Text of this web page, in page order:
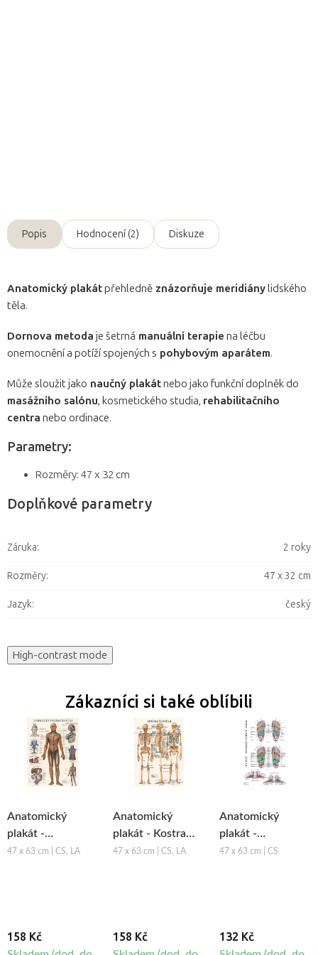
Popis Hodnocení (2) Diskuze
Anatomický plakátpřehledně znázorňuje meridiánylidského
těla.
Dornova metoda je šetrná manuální terapie na léčbu
onemocnění a potíží spojených s pohybovým aparátem.
Může sloužit jako naučný plakátnebo jako funkční doplněk do
masážního salónu, kosmetického studia, rehabilitačního
centra nebo ordinace.
Parametry:
Rozměry: 47 x 32 cm
Doplňkové parametry
Záruka: 2 roky
Rozměry: 47 x 32 cm
Jazyk: český
High-contrast mode
Zákazníci si také oblíbili
Anatomický
plakát -
Lymfatický
47 x 63 cm | CS, LA
158 Kč
Anatomický
plakát - Kostra
člověka
47 x 63 cm | CS, LA
158 Kč
Anatomický
plakát -
Reflexologie nohy
47 x 63 cm | CS
132 Kč